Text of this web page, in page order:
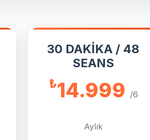
30 DAKİKA / 48
SEANS
₺14.999 /6
Aylık